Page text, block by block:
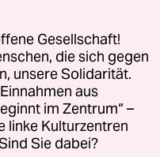
oder für Genehmigungen
Richtlinien
Impressum AGB
Gesellschaft!
die sich gegen
unsere Solidarität.
aus
im Zentrum“ –
linke Kulturzentren
Sie dabei?